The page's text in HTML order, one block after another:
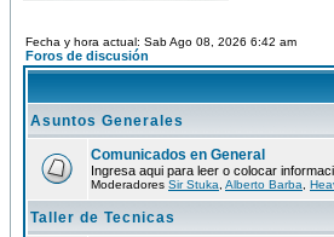
Fecha y hora actual: Sab Ago 08, 2026 6:42 am
Foros de discusión
Asuntos Generales
Comunicados en General
Ingresa aqui para leer o colocar
Moderadores Sir Stuka Alberto Barba
Taller de Tecnicas